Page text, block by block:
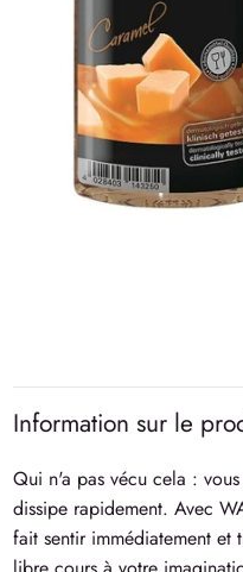
Information sur le
Qui n'a pas vécu cela :
dissipe rapidement. Avec
fait sentir immédiatement et